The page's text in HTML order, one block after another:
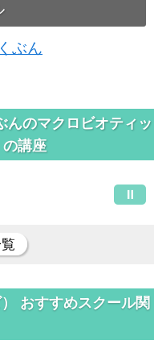
ぶん
のマクロビオティッ
講座
おすすめスクール関